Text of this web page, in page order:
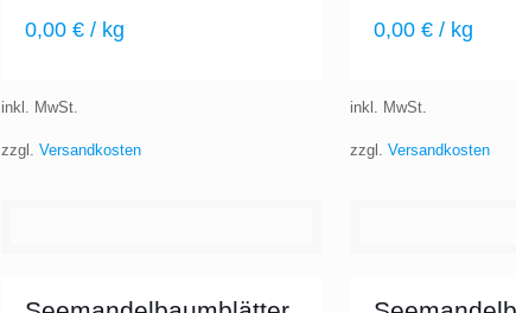
0,00 €/ kg
inkl. MwSt.
zzgl. Versandkosten
0,00 €/ kg
inkl. MwSt.
zzgl. Versandkosten